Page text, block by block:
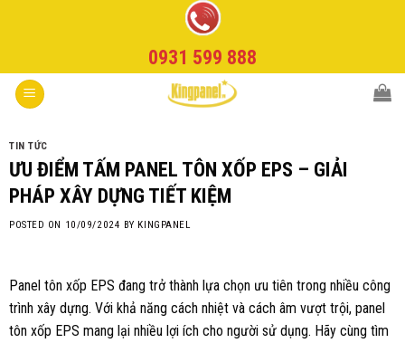
0931 599 888
TIN TỨC
ƯU ĐIỂM TẤM PANEL TÔN XỐP EPS – GIẢI
PHÁP XÂY DỰNG TIẾT KIỆM
POSTED ON 10/09/2024 BY KINGPANEL
Panel tôn xốp EPS đang trở thành lựa chọn ưu tiên trong nhiều công
trình xây dựng. Với khả năng cách nhiệt và cách âm vượt trội, panel
tôn xốp EPS mang lại nhiều lợi ích cho người sử dụng. Hãy cùng tìm